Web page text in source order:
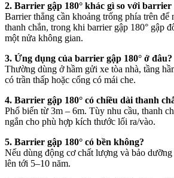
2. Barrier gập 180° khác gì so với barrier
Barrier thẳng cần khoảng trống phía trên để
thanh chắn, trong khi barrier gập 180° gập
một nửa không gian.
3. Ứng dụng của barrier gập 180° ở đâu?
Thường dùng ở hầm gửi xe tòa nhà, tầng
có trần thấp hoặc cổng có mái che.
4. Barrier gập 180° có chiều dài thanh
Phổ biến từ 3m – 6m. Tùy nhu cầu, thanh
ngắn cho phù hợp kích thước lối ra/vào.
5. Barrier gập 180° có bền không?
Nếu dùng động cơ chất lượng và bảo
lên tới 5–10 năm.